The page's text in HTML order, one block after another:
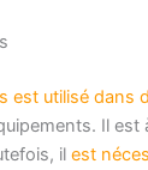
est utilisé dans
Il est
ilest